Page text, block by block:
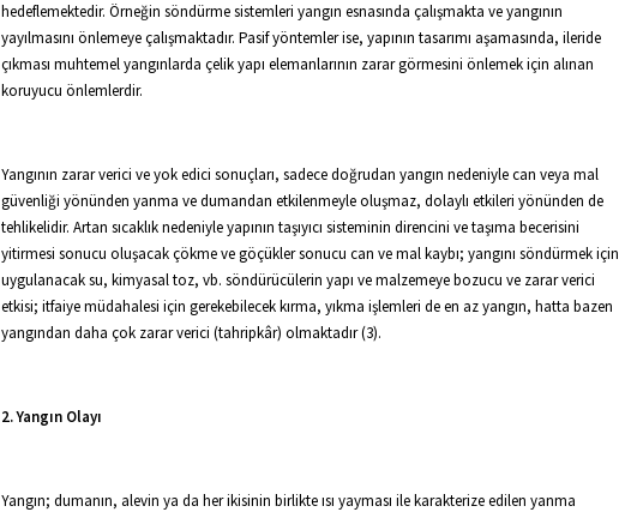
hedeflemektedir. Örneğin söndürme sistemleri yangın esnasında çalışmakta ve yangının
yayılmasını önlemeye çalışmaktadır. Pasif yöntemler ise, yapının tasarımı aşamasında, ileride
çıkması muhtemel yangınlarda çelik yapı elemanlarının zarar görmesini önlemek için alınan
koruyucu önlemlerdir.
Yangının zarar verici ve yok edici sonuçları, sadece doğrudan yangın nedeniyle can veya mal
güvenliği yönünden yanma ve dumandan etkilenmeyle oluşmaz, dolaylı etkileri yönünden de
tehlikelidir. Artan sıcaklık nedeniyle yapının taşıyıcı sisteminin direncini ve taşıma becerisini
yitirmesi sonucu oluşacak çökme ve göçükler sonucu can ve mal kaybı; yangını söndürmek için
uygulanacak su, kimyasal toz, vb. söndürücülerin yapı ve malzemeye bozucu ve zarar verici
etkisi; itfaiye müdahalesi için gerekebilecek kırma, yıkma işlemleri de en az yangın, hatta bazen
yangından daha çok zarar verici (tahripkâr) olmaktadır (3).
2. Yangın Olayı
Yangın; dumanın, alevin ya da her ikisinin birlikte ısı yayması ile karakterize edilen yanma